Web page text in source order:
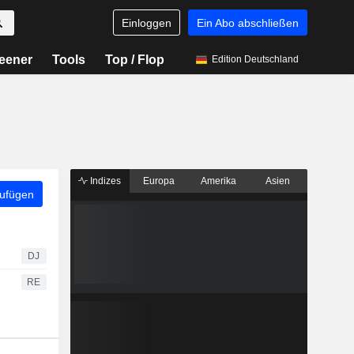
Einloggen Ein Abo abschließen
Tools Top / Flop Edition Deutschland
DJ
RE
Indizes Europa Amerika Asien